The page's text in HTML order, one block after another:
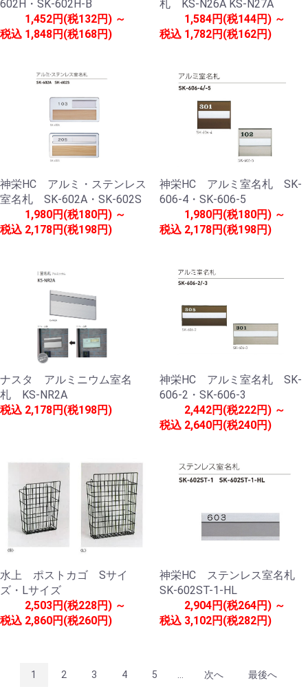
602H・SK-602H-B
税込
1,452円(税132円) ～
1,848円(税168円)
札 KS-N26A KS-N27A
税込
1,584円(税144円) ～
1,782円(税162円)
神栄HC アルミ・ステンレス
室名札 SK-602A・SK-602S
税込
1,980円(税180円) ～
2,178円(税198円)
神栄HC アルミ室名札 SK-
606-4・SK-606-5
税込
1,980円(税180円) ～
2,178円(税198円)
ナスタ アルミニウム室名
札 KS-NR2A
税込 2,178円(税198円)
神栄HC アルミ室名札 SK-
606-2・SK-606-3
税込
2,442円(税222円) ～
2,640円(税240円)
水上 ポストカゴ Sサイ
ズ・Lサイズ
税込
2,503円(税228円) ～
2,860円(税260円)
神栄HC ステンレス室名札
SK-602ST-1-HL
税込
2,904円(税264円) ～
3,102円(税282円)
1 2 3 4 5 ... 次へ 最後へ